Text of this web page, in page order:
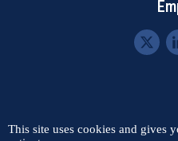
Contact
This site uses cookies and gives